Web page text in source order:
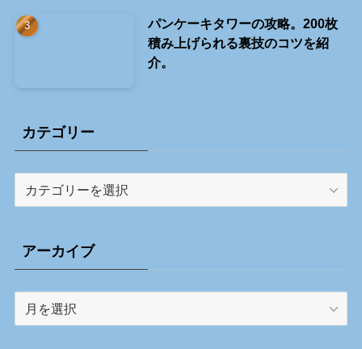
パンケーキタワーの攻略。200枚
積み上げられる裏技のコツを紹
介。
カテゴリー
リ
ー
アーカイブ